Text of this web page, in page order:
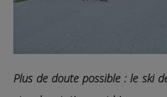
Plus de doute possible : le ski